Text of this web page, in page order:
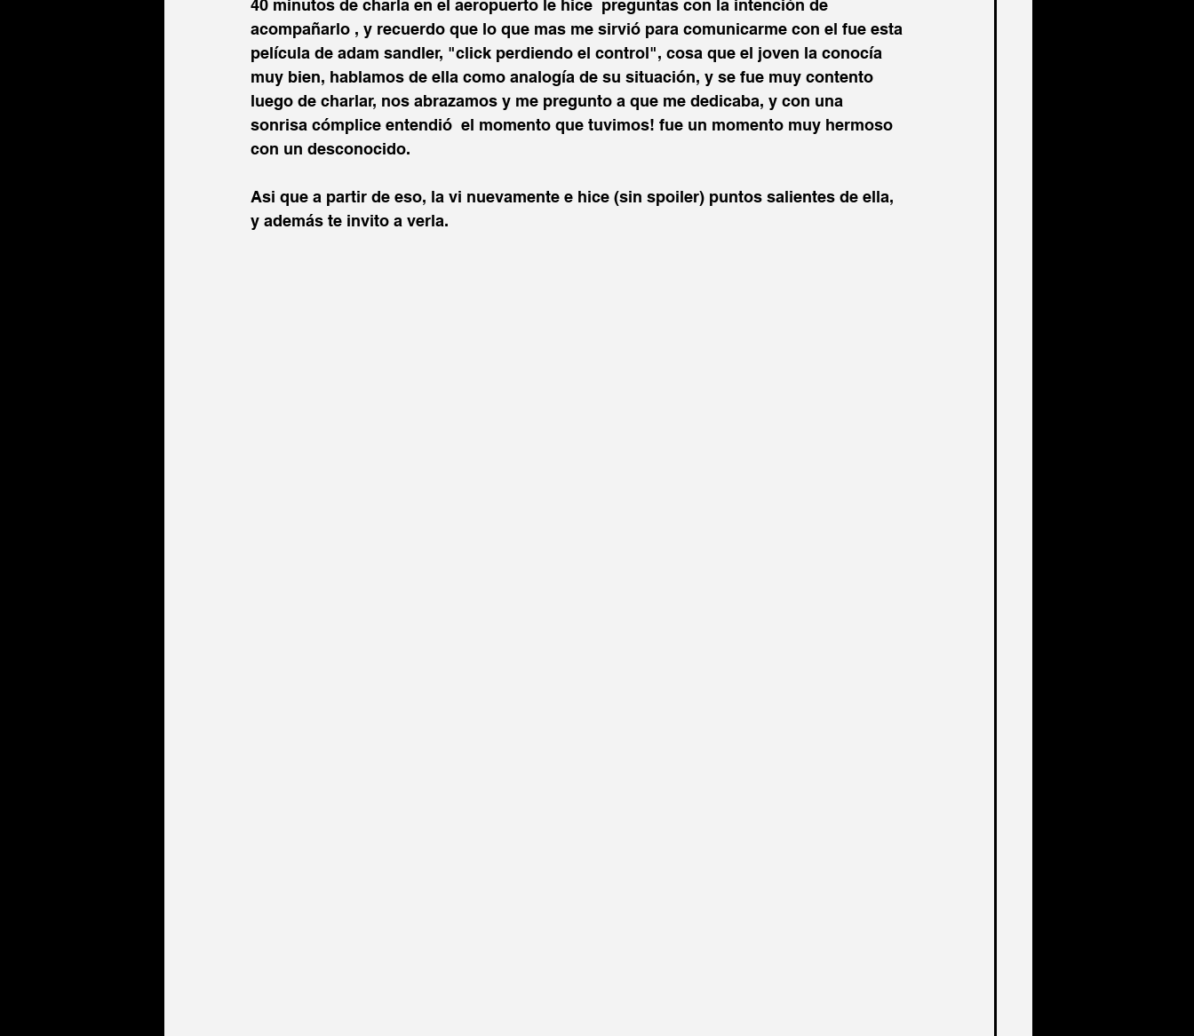
40 minutos de charla en el aeropuerto le hice  preguntas con la intención de
acompañarlo , y recuerdo que lo que mas me sirvió para comunicarme con el fue esta
película de adam sandler, "click perdiendo el control", cosa que el joven la conocía
muy bien, hablamos de ella como analogía de su situación, y se fue muy contento
luego de charlar, nos abrazamos y me pregunto a que me dedicaba, y con una
sonrisa cómplice entendió  el momento que tuvimos! fue un momento muy hermoso
con un desconocido.
Asi que a partir de eso, la vi nuevamente e hice (sin spoiler) puntos salientes de ella,
y además te invito a verla.